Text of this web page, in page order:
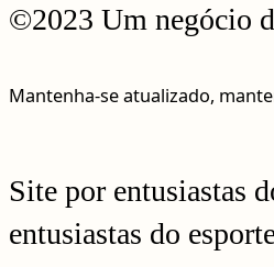
©2023 Um negócio
Mantenha-se atualizado,
Site por entusiastas
entusiastas do